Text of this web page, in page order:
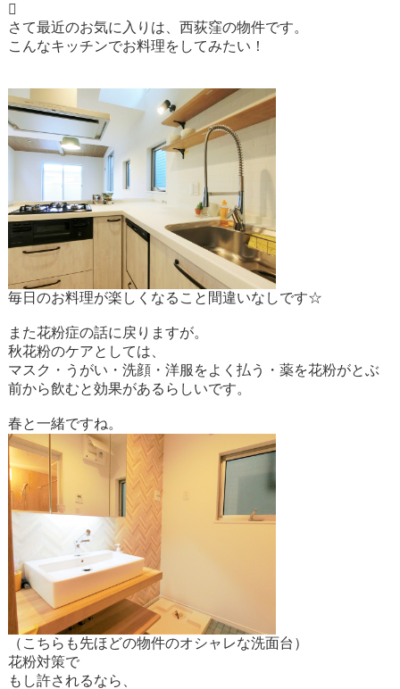

さて最近のお気に入りは、西荻窪の物件です。
こんなキッチンでお料理をしてみたい！
毎日のお料理が楽しくなること間違いなしです☆
また花粉症の話に戻りますが。
秋花粉のケアとしては、
マスク・うがい・洗顔・洋服をよく払う・薬を花粉がとぶ
前から飲むと効果があるらしいです。
春と一緒ですね。
（こちらも先ほどの物件のオシャレな洗面台）
花粉対策で
もし許されるなら、